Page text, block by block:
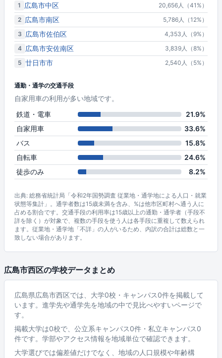
1 広島市中区
20,656人（41%）
2 広島市南区
5,786人（12%）
3 広島市佐伯区
4,353人（9%）
4 広島市安佐南区
3,839人（8%）
5 廿日市市 2,540人（5%）
通勤・通学の交通手段
自家用車の利用が多い地域です。
鉄道・電車
21.9%
自家用車
33.6%
バス
15.8%
自転車
24.6%
徒歩のみ
8.2%
出典: 総務省統計局「令和2年国勢調査 従業地・通学地による人口・就業
状態等集計」。通学者数は15歳未満を含み、%は他市区町村へ通う人に
占める割合です。交通手段の利用率は15歳以上の通勤・通学者（手段不
詳を除く）が対象で、複数の手段を使う人は各手段に重複して数えられ
ます。従業地・通学地「不詳」の人がいるため、内訳の合計は総数と一
致しない場合があります。
広島市西区の学校データまとめ
広島県広島市西区では、大学0校・キャンパス0件を掲載して
います。進学先や通学先を地域の中で見比べやすいページで
す。
掲載大学は0校で、公立系キャンパス0件・私立キャンパス0
件です。学部やアクセス情報を地域単位で確認できます。
大学選びでは偏差値だけでなく、地域の人口規模や年齢構